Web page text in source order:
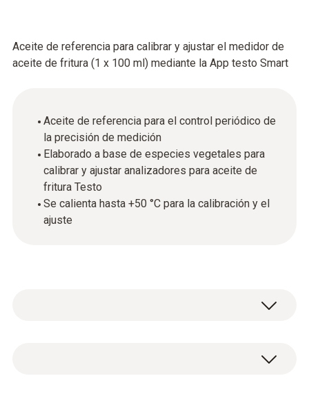
Aceite de referencia para calibrar y ajustar el medidor de
aceite de fritura (1 x 100 ml) mediante la App testo Smart
Aceite de referencia para el control periódico de
la precisión de medición
Elaborado a base de especies vegetales para
calibrar y ajustar analizadores para aceite de
fritura Testo
Se calienta hasta +50 °C para la calibración y el
ajuste
El aceite de referencia y al App testo Smart le